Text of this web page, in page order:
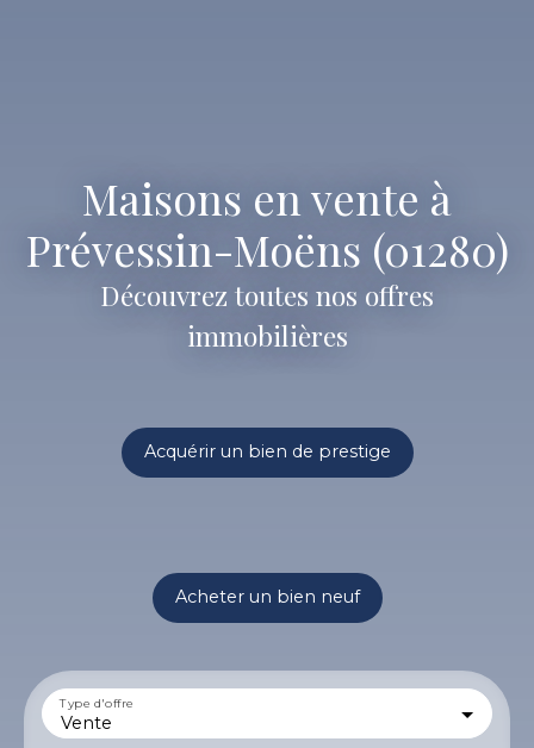
Maisons en vente à
Prévessin-Moëns (01280)
Découvrez toutes nos offres
immobilières
Acquérir un bien de prestige
Acheter un bien neuf
Vente
Type d'offre